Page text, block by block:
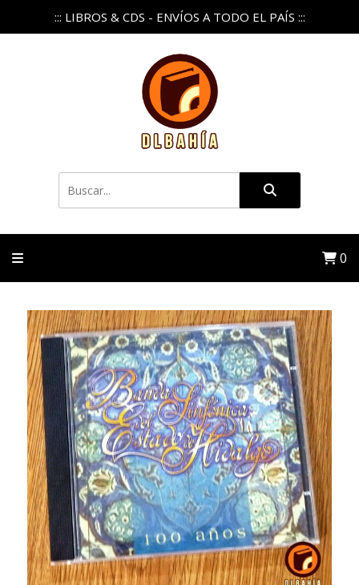
::: LIBROS & CDS - ENVÍOS A TODO EL PAÍS :::
0